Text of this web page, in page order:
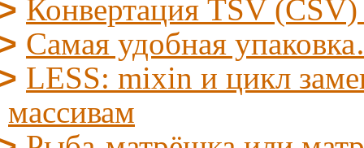
Конвертация TSV
Самая удобная
LESS: mixin и цикл
массивам